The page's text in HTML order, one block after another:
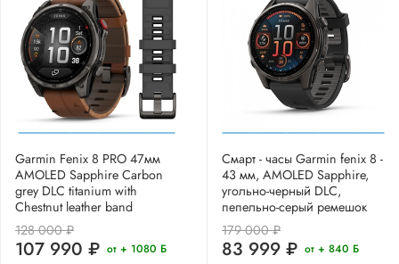
Garmin Fenix 8 PRO 47мм
AMOLED Sapphire Carbon
grey DLC titanium with
Chestnut leather band
128 000 ₽
107 990 ₽ от + 1080 Б
Смарт - часы Garmin fenix 8 -
43 мм, AMOLED Sapphire,
угольно-черный DLC,
пепельно-серый ремешок
179 000 ₽
83 999 ₽ от + 840 Б